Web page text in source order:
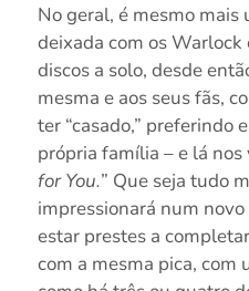
No geral, é mesmo
deixada com os Warlock
discos a solo, desde
mesma e aos seus fãs,
ter “casado,” preferindo
própria família – e lá
for You.” Que seja tudo
impressionará num
estar prestes a
com a mesma pica, com